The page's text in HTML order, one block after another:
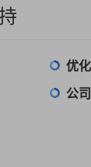
优
公